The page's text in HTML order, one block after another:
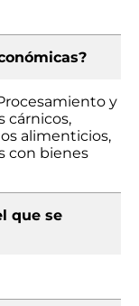
y
cárnicos,
alimenticios,
con bienes
que se